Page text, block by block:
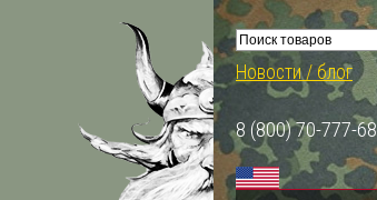
Новости / блог
8 (800) 70-777-68